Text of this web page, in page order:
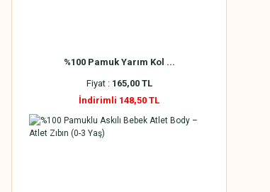
%100 Pamuk Yarım Kol ...
Fiyat : 165,00 TL
İndirimli 148,50 TL